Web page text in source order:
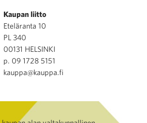
Kaupan liitto
Eteläranta 10
PL 340
00131 HELSINKI
p. 09 1728 5151
kauppa@kauppa.fi